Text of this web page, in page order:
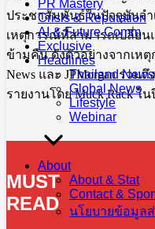
PR Mastery
Crisis & Reputation
AI & Future Comm
Exclusive
Headlines
Thailand News
Global News
Lifestyle
Webinar
About
About & Stat
Contact &
นโยบายข้อมูล
ประชาสัมพันธ์ในปัจจุบันจ
เหตุการณ์ที่สามารถเปลี่ย
ข้ามคืน ดังตัวอย่างจากเห
News และ JPMorgan รว
รายงานโดย Muck Rack ใน
MUST
READ